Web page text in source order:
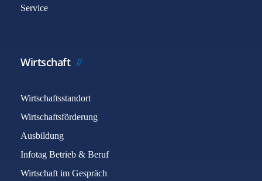
Service
Wirtschaft
Wirtschaftsstandort
Wirtschaftsförderung
Ausbildung
Infotag Betrieb & Beruf
Wirtschaft im Gespräch